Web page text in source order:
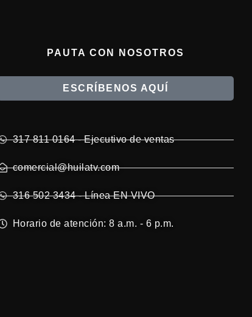
PAUTA CON NOSOTROS
ESCRÍBENOS AQUÍ
317 811 0164 - Ejecutivo de ventas
comercial@huilatv.com
316 502 3434 - Línea EN VIVO
Horario de atención: 8 a.m. - 6 p.m.